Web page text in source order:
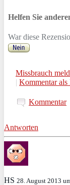
Helfen Sie
War diese
Missbrauch
| Kommentar
Kommentar
Antworten
HS 28. August 2013